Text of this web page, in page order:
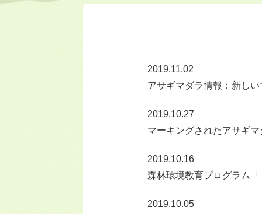
2019.11.02
アサギマダラ情報：新し
2019.10.27
マーキングされたアサギ
2019.10.16
森林環境教育プログラム
2019.10.05